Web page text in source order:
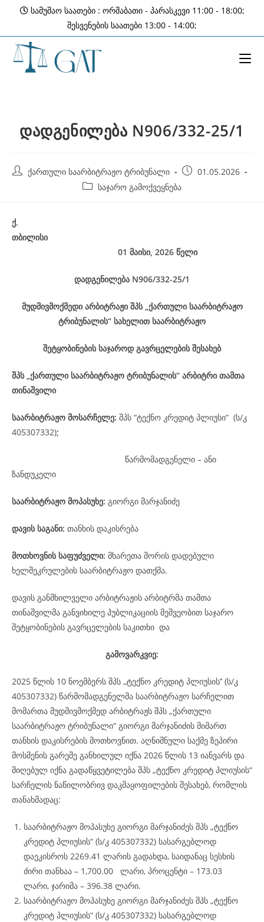
content
სამუშაო საათები : ორშაბათი - პარასკევი 11:00 - 18:00;
შესვენების საათები 13:00 - 14:00;
დადგენილება N906/332-25/1
Post ქართული საარბიტრაჟო ტრიბუნალი
Post01.05.2026
Post საჯარო გამოქვეყნება
ქ.
თბილისი
01 მაისი, 2026 წელი
დადგენილება N906/332-25/1
მუდმივმოქმედი არბიტრაჟი შპს „ქართული საარბიტრაჟო
ტრიბუნალის“ სახელით საარბიტრაჟო
შეტყობინების საჯაროდ გავრცელების შესახებ
შპს „ქართული საარბიტრაჟო ტრიბუნალის“ არბიტრი თამთა
თინაშვილი
საარბიტრაჟო მოსარჩელე: შპს “ტექნო კრედიტ პლიუსი“ (ს/კ
405307332);
წარმომადგენელი – ანი
ზანდუკელი
საარბიტრაჟო მოპასუხე: გიორგი მარჯანიძე
დავის საგანი: თანხის დაკისრება
მოთხოვნის საფუძველი: მხარეთა შორის დადებული
ხელშეკრულების საარბიტრაჟო დათქმა.
დავის განმხილველი არბიტრაჟის არბიტრმა თამთა
თინაშვილმა განვიხილე პუბლიკაციის მეშვეობით საჯარო
შეტყობინების გავრცელების საკითხი და
გამოვარკვიე:
2025 წლის 10 ნოემბერს შპს ,,ტექნო კრედიტ პლიუსის’’ (ს/კ
405307332) წარმომადგენელმა საარბიტრაჟო სარჩელით
მომართა მუდმივმოქმედ არბიტრაჟს შპს „ქართული
საარბიტრაჟო ტრიბუნალი“ გიორგი მარჯანიძის მიმართ
თანხის დაკისრების მოთხოვნით. აღნიშნული საქმე ზეპირი
მოსმენის გარეშე განხილულ იქნა 2026 წლის 13 იანვარს და
მიღებულ იქნა გადაწყვეტილება შპს „ტექნო კრედიტ პლიუსის“
სარჩელის ნაწილობრივ დაკმაყოფილების შესახებ, რომლის
თანახმადაც:
საარბიტრაჟო მოპასუხე გიორგი მარჯანიძეს შპს „ტექნო
კრედიტ პლიუსის“ (ს/კ 405307332) სასარგებლოდ
დაეკისროს 2269.41 ლარის გადახდა, საიდანაც სესხის
ძირი თანხაა – 1,700.00 ლარი, პროცენტი – 173.03
ლარი, ჯარიმა – 396.38 ლარი.
საარბიტრაჟო მოპასუხე გიორგი მარჯანიძეს შპს „ტექნო
კრედიტ პლიუსის“ (ს/კ 405307332) სასარგებლოდ